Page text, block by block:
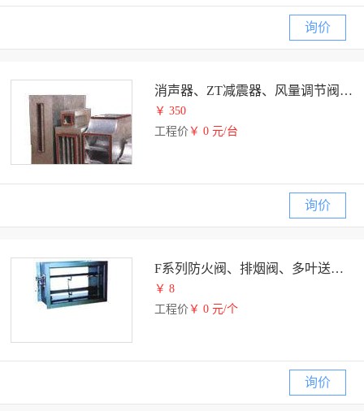
询价
消声器、ZT减震器、风量调节阀 、风机电控箱
￥ 350
工程价 ￥ 0 元/台
询价
F系列防火阀、排烟阀、多叶送风排烟口
￥ 8
工程价 ￥ 0 元/个
询价